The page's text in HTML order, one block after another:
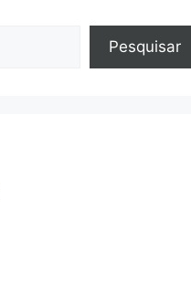
Pesquisar